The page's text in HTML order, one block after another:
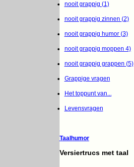
nooit grappig (1)
nooit grappig zinnen (2)
nooit grappig humor (3)
nooit grappig moppen 4)
nooit grappig grappen (5)
Grappige vragen
Het toppunt van...
Levensvragen
Taalhumor
Versiertrucs met taal